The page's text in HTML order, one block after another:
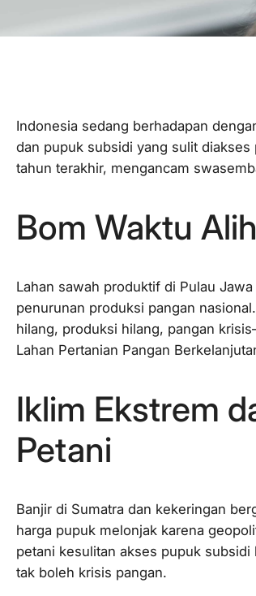
Indonesia sedang berhadapan
dan pupuk subsidi yang sulit
tahun terakhir, mengancam
Bom Waktu
Lahan sawah produktif di Pulau
penurunan produksi pangan
hilang, produksi hilang, pangan
Lahan Pertanian Pangan
Iklim Ekstrem
Petani
Banjir di Sumatra dan kekeringan
harga pupuk melonjak karena
petani kesulitan akses pupuk
tak boleh krisis pangan.